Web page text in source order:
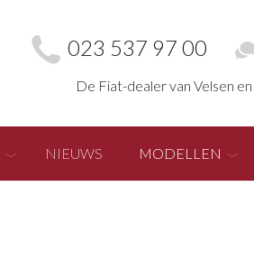
023 537 97 00
De Fiat-dealer van Velsen
NIEUWS MODELLEN